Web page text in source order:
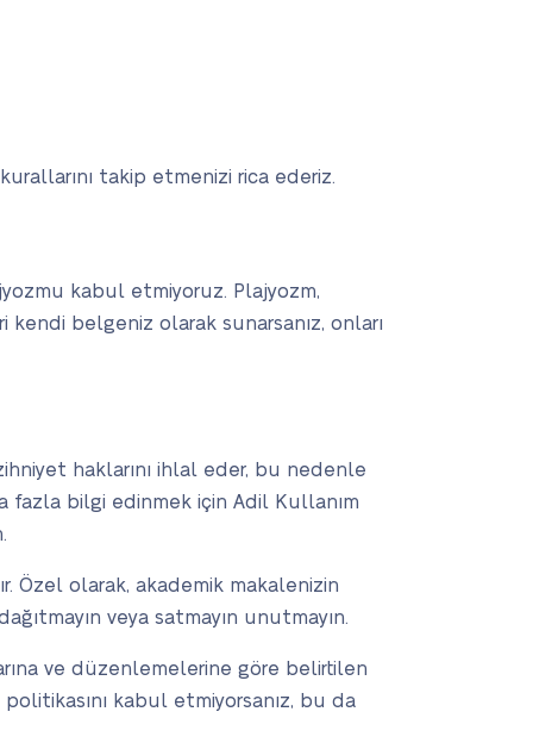
takip etmenizi rica ederiz.
kabul etmiyoruz. Plajyozm,
belgeniz olarak sunarsanız, onları
haklarını ihlal eder, bu nedenle
fazla bilgi edinmek için Adil Kullanım
Özel olarak, akademik makalenizin
veya satmayın unutmayın.
ve düzenlemelerine göre belirtilen
kabul etmiyorsanız, bu da